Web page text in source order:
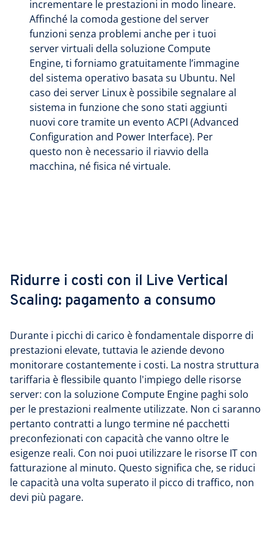
incrementare le prestazioni in modo lineare.
Affinché la comoda gestione del server
funzioni senza problemi anche per i tuoi
server virtuali della soluzione Compute
Engine, ti forniamo gratuitamente l’immagine
del sistema operativo basata su Ubuntu. Nel
caso dei server Linux è possibile segnalare al
sistema in funzione che sono stati aggiunti
nuovi core tramite un evento ACPI (Advanced
Configuration and Power Interface). Per
questo non è necessario il riavvio della
macchina, né fisica né virtuale.
Ridurre i costi con il Live Vertical
Scaling: pagamento a consumo
Durante i picchi di carico è fondamentale disporre di
prestazioni elevate, tuttavia le aziende devono
monitorare costantemente i costi. La nostra struttura
tariffaria è flessibile quanto l'impiego delle risorse
server: con la soluzione Compute Engine paghi solo
per le prestazioni realmente utilizzate. Non ci saranno
pertanto contratti a lungo termine né pacchetti
preconfezionati con capacità che vanno oltre le
esigenze reali. Con noi puoi utilizzare le risorse IT con
fatturazione al minuto. Questo significa che, se riduci
le capacità una volta superato il picco di traffico, non
devi più pagare.